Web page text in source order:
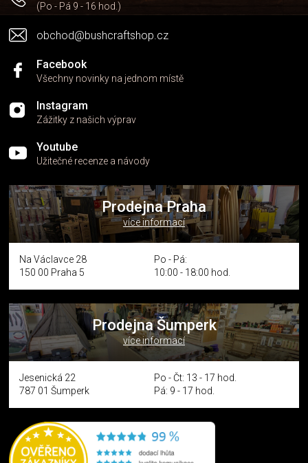
(Po - Pá 9 - 16 hod.)
obchod@bushcraftshop.cz
Facebook
Všechny novinky na jednom místě
Instagram
Zážitky z našich výprav
Youtube
Užitečné recenze a návody
Prodejna Praha
více informací
Na Václavce 28
150 00 Praha 5
Po - Pá:
10:00 - 18:00 hod.
Prodejna Šumperk
více informací
Jesenická 22
787 01 Šumperk
Po - Čt: 13 - 17 hod.
Pá: 9 - 17 hod.